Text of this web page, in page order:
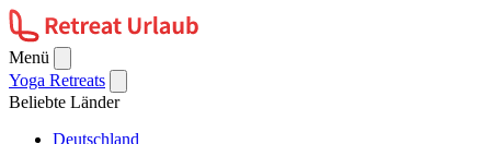
Menü
Yoga Retreats
Beliebte Länder
Deutschland